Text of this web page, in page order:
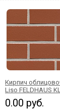
Кирпич
Liso FELDHAUS
0.00 руб.